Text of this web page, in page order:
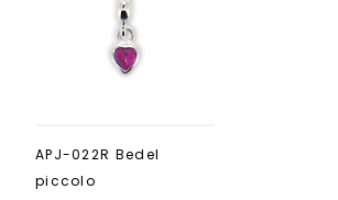
APJ-022R Bedel
piccolo